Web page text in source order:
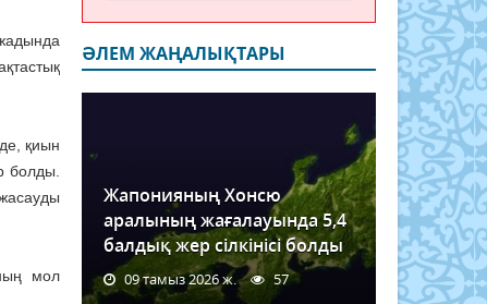
қиын
болды.
мол
ӘЛЕМ ЖАҢАЛЫҚТАРЫ
Жапонияның Хонсю
аралының жағалауында 5,4
балдық жер сілкінісі болды
09 тамыз 2026 ж. 57